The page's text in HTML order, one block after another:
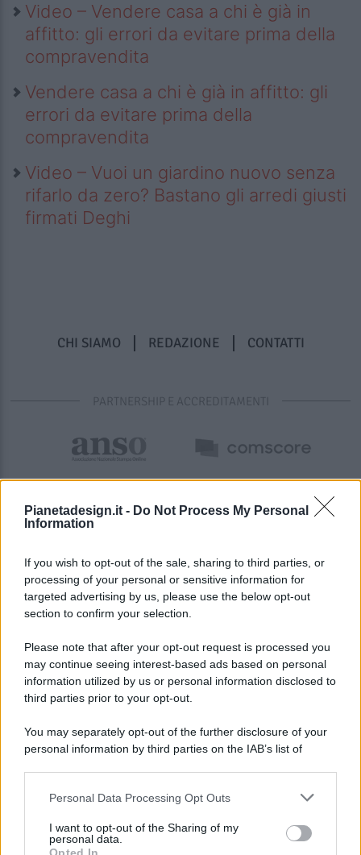
Pianetadesign.it - Do Not Process My Personal
Information
If you wish to opt-out of the sale, sharing to third parties, or
processing of your personal or sensitive information for
targeted advertising by us, please use the below opt-out
section to confirm your selection.
Please note that after your opt-out request is processed you
may continue seeing interest-based ads based on personal
information utilized by us or personal information disclosed to
third parties prior to your opt-out.
You may separately opt-out of the further disclosure of your
personal information by third parties on the IAB’s list of
This information may also be disclosed by us to third parties
disclose it to other third parties.
Personal Data Processing Opt Outs
I want to opt-out of the Sharing of my
personal data.
Video – Vendere casa a chi è già in
affitto: gli errori da evitare prima della
compravendita
Vendere casa a chi è già in affitto: gli
errori da evitare prima della
compravendita
Video – Vuoi un giardino nuovo senza
rifarlo da zero? Bastano gli arredi giusti
firmati Deghi
CHI SIAMO REDAZIONE CONTATTI
PARTNERSHIP E ACCREDITAMENTI
© 2026 - Pianeta Design - P.IVA 04827280654 - Testata
Registrata Al Tribunale Di Nocera Inferiore N. 8/2020 - RG N.
ISCRIZIONE AL ROC N. 35792 – ISCRITTA ALL’ANSO
(ASSOCIAZIONE NAZIONALE STAMPA ONLINE)
PREFERENZE PRIVACY